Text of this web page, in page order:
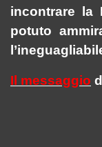
incontrare la
potuto
Il messaggio